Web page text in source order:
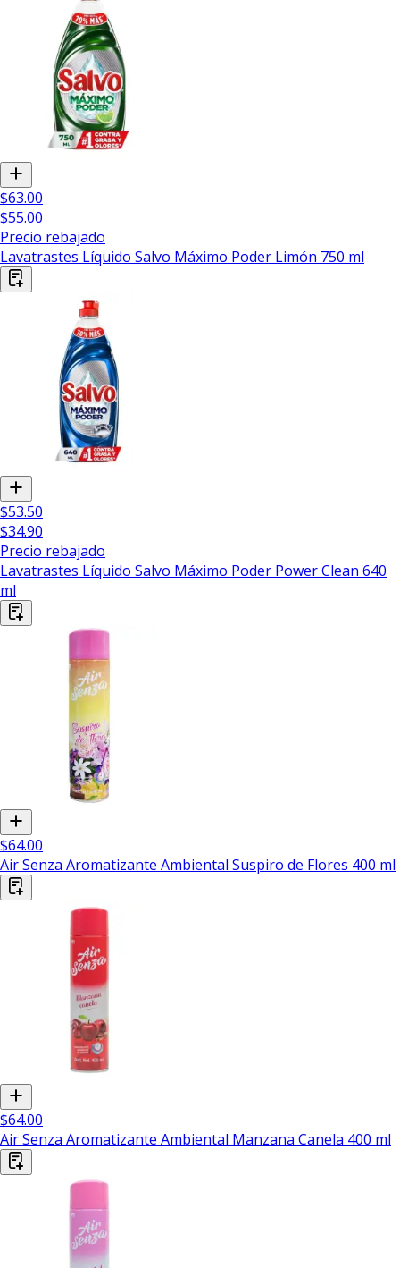
$63.00
$55.00
Precio rebajado
Lavatrastes Líquido Salvo Máximo Poder Limón 750 ml
$53.50
$34.90
Precio rebajado
Lavatrastes Líquido Salvo Máximo Poder Power Clean 640
ml
$64.00
Air Senza Aromatizante Ambiental Suspiro de Flores 400 ml
$64.00
Air Senza Aromatizante Ambiental Manzana Canela 400 ml